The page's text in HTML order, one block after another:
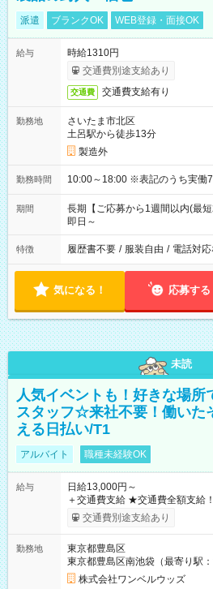
派遣 ブランクOK WEB登録・面接OK
給与
時給1310円
交通費別途支給あり
交通費 交通費支給有り
勤務地
さいたま市北区
土呂駅から徒歩13分
製造外
勤務時間 10:00～18:00 ※表記のうち
期間
長期【ご応募から1週間以内(最
即日～
特徴 履歴書不要 / 服装自由 / 電話対応
気になる！ 応募する
未読
人気イベントも！好きな場所
スタッフ☆来社不要！働いた
える日払い/T1
アルバイト 職種未経験OK
給与
日給13,000円～
＋交通費支給 ★交通費全額支給！ ┗案件により規定あり ★日払
いOK！（規定あり） ┗働いたそ
ンビニATMから 日払い分を引き落とせます
交通費別途支給あり
勤務地
東京都豊島区
東京都豊島区南池袋（最寄り駅：
株式会社ワンベルウッズ